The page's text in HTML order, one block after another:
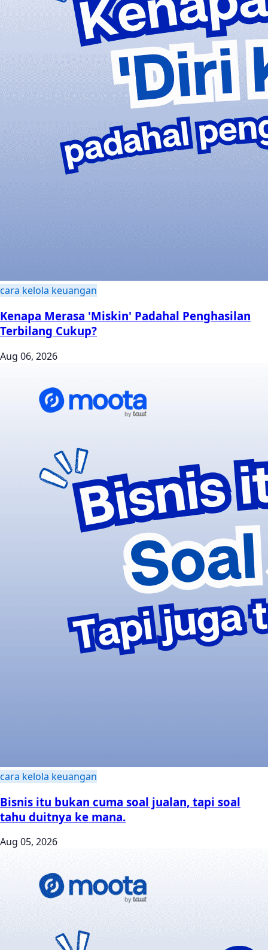
cara kelola keuangan
Kenapa Merasa 'Miskin' Padahal Penghasilan
Terbilang Cukup?
Aug 06, 2026
cara kelola keuangan
Bisnis itu bukan cuma soal jualan, tapi soal
tahu duitnya ke mana.
Aug 05, 2026